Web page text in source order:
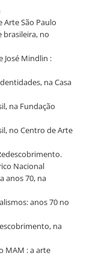
Arte São Paulo
brasileira, no
José Mindlin :
na Casa
na Fundação
no Centro de Arte
Nacional
anos 70, na
anos 70 no
na
MAM : a arte